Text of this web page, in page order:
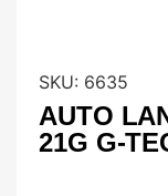
SKU: 6635
AUTO
21G G-